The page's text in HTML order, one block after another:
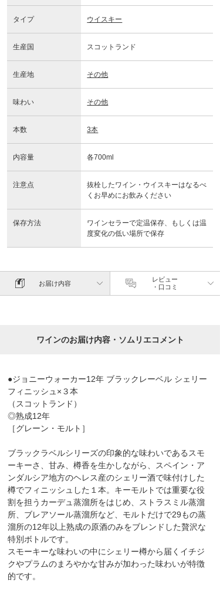
タイプ ウイスキー
生産国 スコットランド
生産地 その他
味わい その他
本数 3本
内容量 各700ml
注意点
抜栓したワイン・ウイスキーはなるべ
くお早めにお飲みください
保存方法
ワインセラーで定温保存、もしくは温
度変化の低い場所で保存
お届け内容
レビュー
・口コミ
ワインのお届け内容・ソムリエコメント
●ジョニーウォーカー12年 ブラックレーベル シェリー
フィニッシュ×３本
（スコットランド）
◎熟成12年
［グレーン・モルト］
ブラックラベルシリーズの印象的な味わいであるスモ
ーキーさ、甘み、樽香を生かしながら、スペイン・ア
ンダルシア地方のヘレス産のシェリー酒で味付けした
樽でフィニッシュした１本。キーモルトでは重要な役
割を担うカーデュ蒸溜所をはじめ、ストラスミル蒸溜
所、ブレアソール蒸溜所など、モルトだけで29もの蒸
溜所の12年以上熟成の原酒のみをブレンドした贅沢な
特別ボトルです。
スモーキーな味わいの中にシェリー樽から届くイチジ
クやプラムのまろやかな甘みが加わった味わいが特徴
的です。